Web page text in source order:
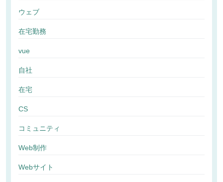
ウェブ
在宅勤務
vue
自社
在宅
CS
コミュニティ
Web制作
Webサイト